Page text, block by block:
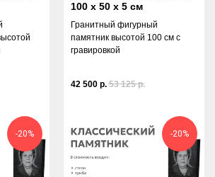
100 х 50 х 5 см
Гранитный фигурный
памятник высотой 100 см с
гравировкой
42 500 р. 53 125 р.
-20% -20%
гравировки, доставки
в одном месте!
СОПРОВОЖДЕНИЯ
В
РОССИИ